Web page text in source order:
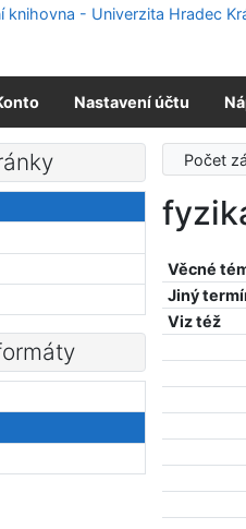
Nastavení účtu
Počet
Věcné
Jiný
Viz též